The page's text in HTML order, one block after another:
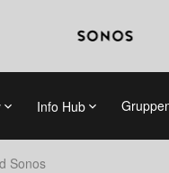
Info Hub
Sonos